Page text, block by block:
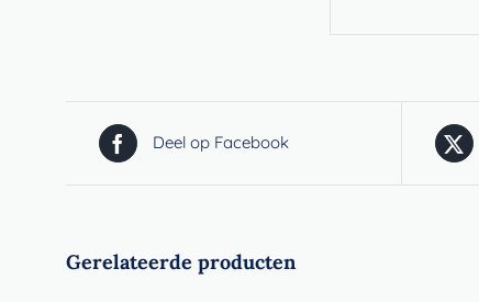
Deel op Facebook
Gerelateerde producten